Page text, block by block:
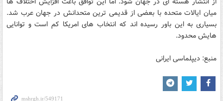
میان ایالات متحده با بعضی از قدیمی ترین متحدانش در جهان عرب شد.
بسیاری به این باور رسیده اند که انتخاب های امریکا کم است و توانایی
هایش محدود.
منبع: دیپلماسی ایرانی